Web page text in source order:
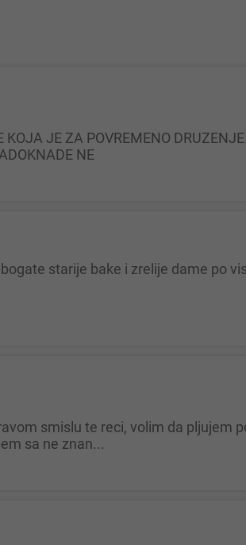
NE
sa ne znan...